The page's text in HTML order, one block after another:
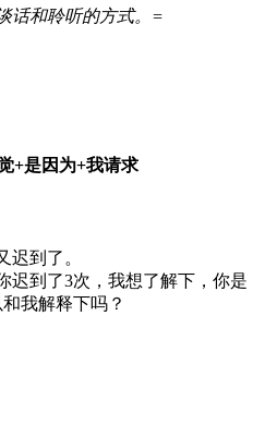
话和聆听的方式。=
+是因为+我请求
迟到了。
迟到了3次，我想了解下，你是
我解释下吗？